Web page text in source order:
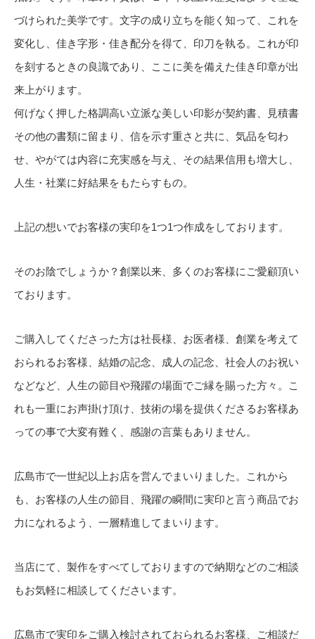
づけられた美学です。文字の成り立ちを能く知って、これを
変化し、佳き字形・佳き配分を得て、印刀を執る。これが印
を刻するときの良識であり、ここに美を備えた佳き印章が出
来上がります。
何げなく押した格調高い立派な美しい印影が契約書、見積書
その他の書類に留まり、信を示す重さと共に、気品を匂わ
せ、やがては内容に充実感を与え、その結果信用も増大し、
人生・社業に好結果をもたらすもの。
上記の想いでお客様の実印を1つ1つ作成をしております。
そのお陰でしょうか？創業以来、多くのお客様にご愛顧頂い
ております。
ご購入してくださった方は社長様、お医者様、創業を考えて
おられるお客様、結婚の記念、成人の記念、社会人のお祝い
などなど、人生の節目や飛躍の場面でご縁を賜った方々。こ
れも一重にお声掛け頂け、技術の場を提供くださるお客様あ
っての事で大変有難く、感謝の言葉もありません。
広島市で一世紀以上お店を営んでまいりました。これから
も、お客様の人生の節目、飛躍の瞬間に実印と言う商品でお
力になれるよう、一層精進してまいります。
当店にて、製作をすべてしておりますので納期などのご相談
もお気軽に相談してくださいます。
広島市で実印をご購入検討されておられるお客様、ご相談だ